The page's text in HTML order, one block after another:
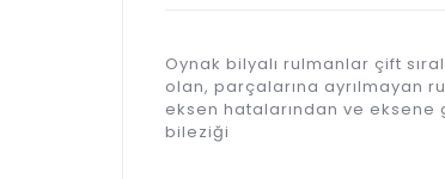
Oynak bilyalı rulmanlar çift
olan, parçalarına ayrılmayan
eksen hatalarından ve
bileziği